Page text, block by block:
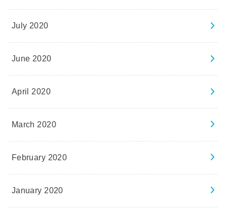
July 2020
June 2020
April 2020
March 2020
February 2020
January 2020